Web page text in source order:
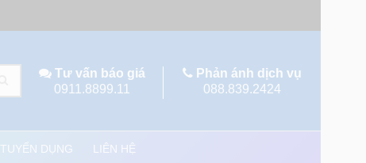
Tư vấn báo giá
0911.8899.11
Phản ánh dịch vụ
088.839.2424
TUYỂN DỤNG LIÊN HỆ